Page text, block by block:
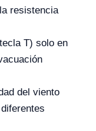
resistencia
T) solo en
del viento